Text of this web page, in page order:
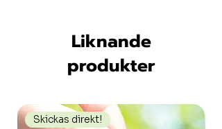
Liknande
produkter
Skickas direkt!